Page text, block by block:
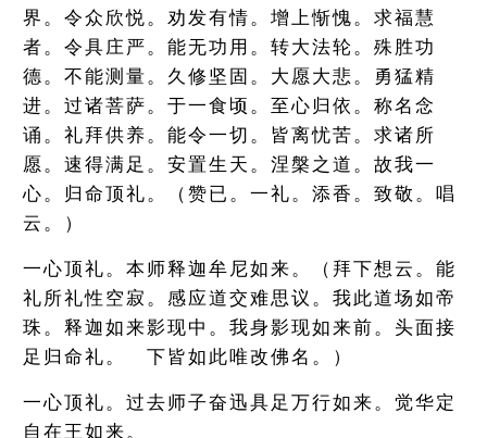
界。令众欣悦。劝发有情。增上惭愧。求福慧
者。令具庄严。能无功用。转大法轮。殊胜功
德。不能测量。久修坚固。大愿大悲。勇猛精
进。过诸菩萨。于一食顷。至心归依。称名念
诵。礼拜供养。能令一切。皆离忧苦。求诸所
愿。速得满足。安置生天。涅槃之道。故我一
心。归命顶礼。（赞已。一礼。添香。致敬。唱
云。）
一心顶礼。本师释迦牟尼如来。（拜下想云。能
礼所礼性空寂。感应道交难思议。我此道场如帝
珠。释迦如来影现中。我身影现如来前。头面接
足归命礼。 下皆如此唯改佛名。）
一心顶礼。过去师子奋迅具足万行如来。觉华定
自在王如来。